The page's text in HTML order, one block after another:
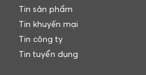
Tin sản phẩm
Tin khuyến mại
Tin công ty
Tin tuyển dụng